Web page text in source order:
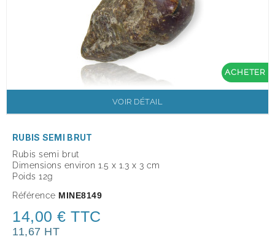
ACHETER
VOIR DÉTAIL
RUBIS SEMI BRUT
Rubis semi brut
Dimensions environ 1.5 x 1.3 x 3 cm
Poids 12g
Référence MINE8149
14,00 € TTC
11,67 HT